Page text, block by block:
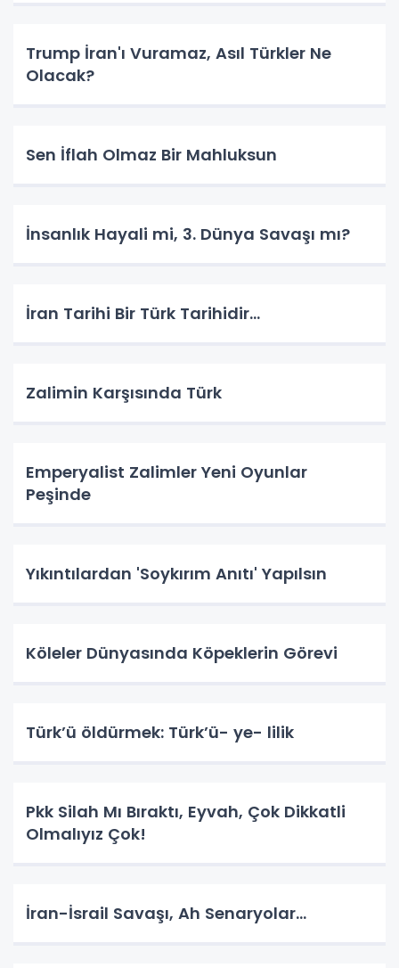
Trump İran'ı Vuramaz, Asıl Türkler Ne
Olacak?
Sen İflah Olmaz Bir Mahluksun
İnsanlık Hayali mi, 3. Dünya Savaşı mı?
İran Tarihi Bir Türk Tarihidir...
Zalimin Karşısında Türk
Emperyalist Zalimler Yeni Oyunlar
Peşinde
Yıkıntılardan 'Soykırım Anıtı' Yapılsın
Köleler Dünyasında Köpeklerin Görevi
Türk’ü öldürmek: Türk’ü- ye- lilik
Pkk Silah Mı Bıraktı, Eyvah, Çok Dikkatli
Olmalıyız Çok!
İran-İsrail Savaşı, Ah Senaryolar...